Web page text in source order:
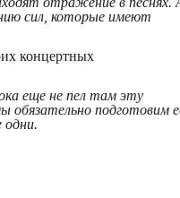
сил, которые имеют
концертных
еще не пел там эту
подготовим